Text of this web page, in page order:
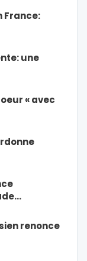
France:
une
« avec
renonce